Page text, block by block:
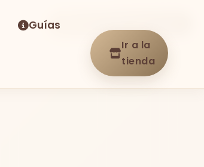
Guías
Ir a la
tienda